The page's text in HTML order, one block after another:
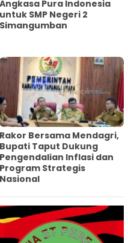
Angkasa Pura Indonesia
untuk SMP Negeri 2
Simangumban
Rakor Bersama Mendagri,
Bupati Taput Dukung
Pengendalian Inflasi dan
Program Strategis
Nasional‎